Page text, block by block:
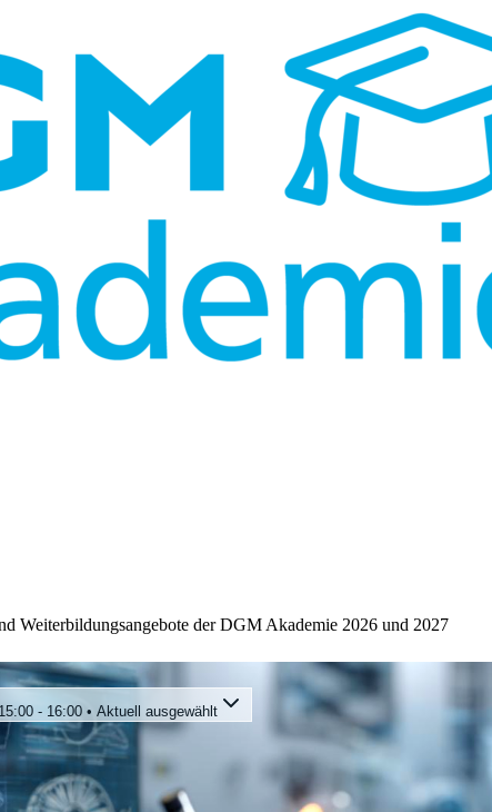
Weiterbildungsangebote der DGM Akademie 2026 und 2027
- 16:00 • Aktuell ausgewählt
Wählen Sie einen der kommenden Termine.
Schaden klug? Nur durch